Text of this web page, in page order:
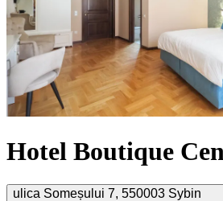
Hotel Boutique
ulica Someșului 7, 550003 Sybin